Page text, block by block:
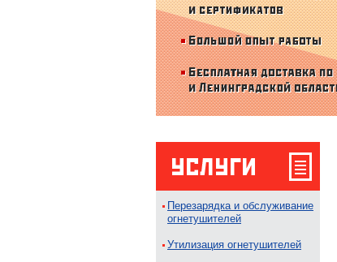
Перезарядка и обслуживание
огнетушителей
Утилизация огнетушителей